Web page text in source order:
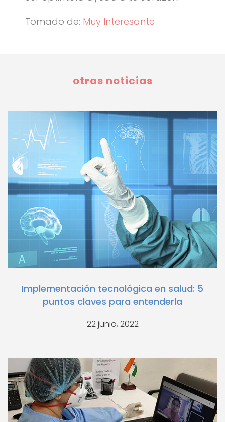
Tomado de: Muy Interesante
otras noticias
Implementación tecnológica en salud: 5
puntos claves para entenderla
22 junio, 2022